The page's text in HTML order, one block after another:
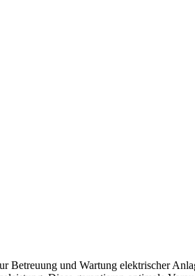
Betreuung und Wartung elektrischer